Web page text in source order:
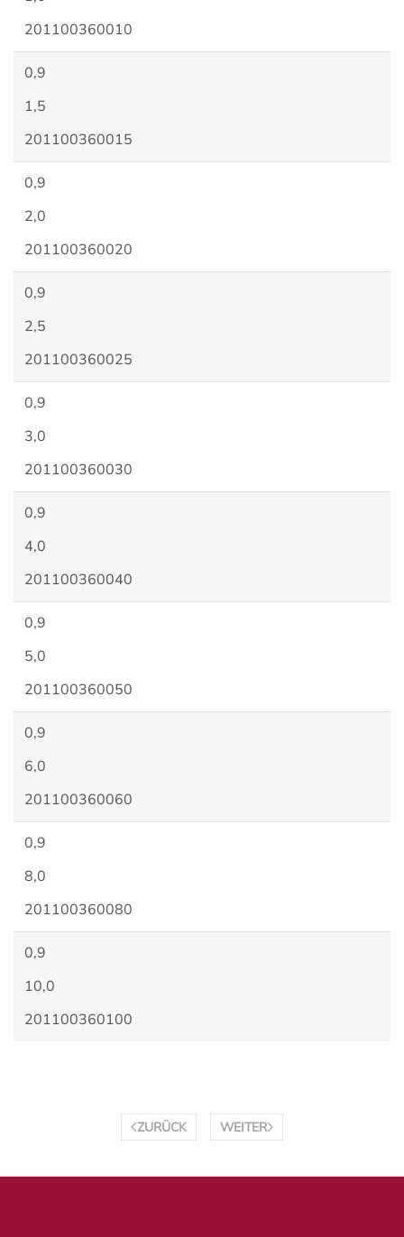
201100360010
0,9
1,5
201100360015
0,9
2,0
201100360020
0,9
2,5
201100360025
0,9
3,0
201100360030
0,9
4,0
201100360040
0,9
5,0
201100360050
0,9
6,0
201100360060
0,9
8,0
201100360080
0,9
10,0
201100360100
ZURÜCK WEITER